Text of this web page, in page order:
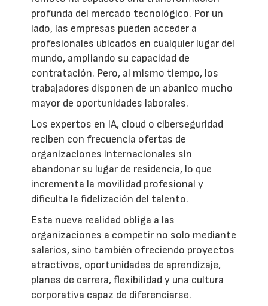
profunda del mercado tecnológico. Por un
lado, las empresas pueden acceder a
profesionales ubicados en cualquier lugar del
mundo, ampliando su capacidad de
contratación. Pero, al mismo tiempo, los
trabajadores disponen de un abanico mucho
mayor de oportunidades laborales.
Los expertos en IA, cloud o ciberseguridad
reciben con frecuencia ofertas de
organizaciones internacionales sin
abandonar su lugar de residencia, lo que
incrementa la movilidad profesional y
dificulta la fidelización del talento.
Esta nueva realidad obliga a las
organizaciones a competir no solo mediante
salarios, sino también ofreciendo proyectos
atractivos, oportunidades de aprendizaje,
planes de carrera, flexibilidad y una cultura
corporativa capaz de diferenciarse.